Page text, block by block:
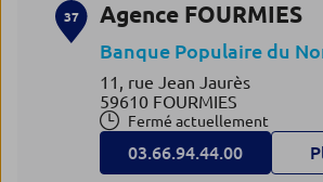
37 Agence FOURMIES
Banque Populaire du
11, rue Jean Jaurès
59610 FOURMIES
Fermé actuellement
03.66.94.44.00